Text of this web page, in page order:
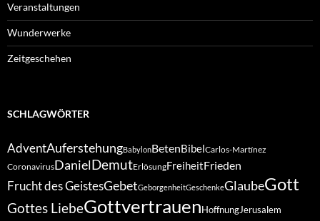
Veranstaltungen
Wunderwerke
Zeitgeschehen
SCHLAGWÖRTER
AdventAuferstehungBabylonBetenBibelCarlos-Martínez
CoronavirusDanielDemutErlösungFreiheitFrieden
Frucht des GeistesGebetGeborgenheitGeschenkeGlaubeGott
Gottes LiebeGottvertrauenHoffnungJerusalem